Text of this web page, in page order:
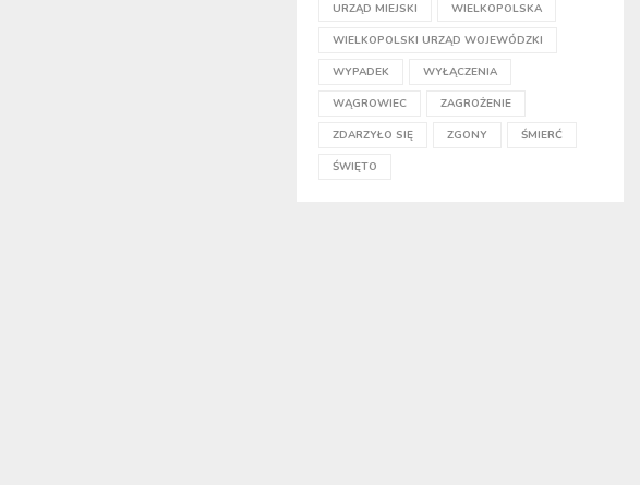
URZĄD MIEJSKI WIELKOPOLSKA
WIELKOPOLSKI URZĄD WOJEWÓDZKI
WYPADEK WYŁĄCZENIA
WĄGROWIEC ZAGROŻENIE
ZDARZYŁO SIĘ ZGONY ŚMIERĆ
ŚWIĘTO